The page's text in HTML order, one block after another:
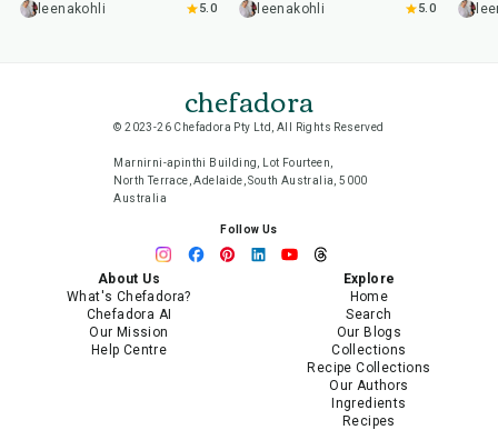
leenakohli 5.0 leenakohli 5.0
chefadora
© 2023-26 Chefadora Pty Ltd, All Rights Reserved
Marnirni-apinthi Building, Lot Fourteen,
North Terrace, Adelaide, South Australia, 5000
Australia
Follow Us
About Us
What's Chefadora?
Chefadora AI
Our Mission
Help Centre
Explore
Home
Search
Our Blogs
Collections
Recipe Collections
Our Authors
Ingredients
Recipes